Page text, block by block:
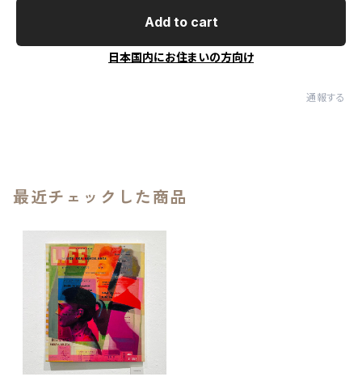
Add to cart
日本国内にお住まいの方向け
通報する
最近チェックした商品